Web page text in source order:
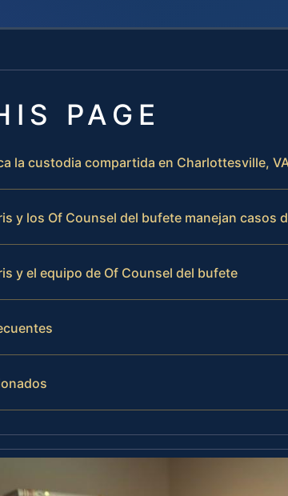
PAGE
la custodia compartida en Charlottesville,
y los Of Counsel del bufete manejan casos
y el equipo de Of Counsel del bufete